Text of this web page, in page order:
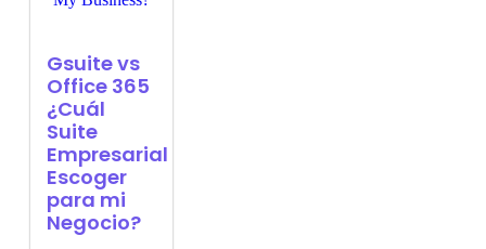
Gsuite vs
Office 365
¿Cuál
Suite
Empresarial
Escoger
para mi
Negocio?